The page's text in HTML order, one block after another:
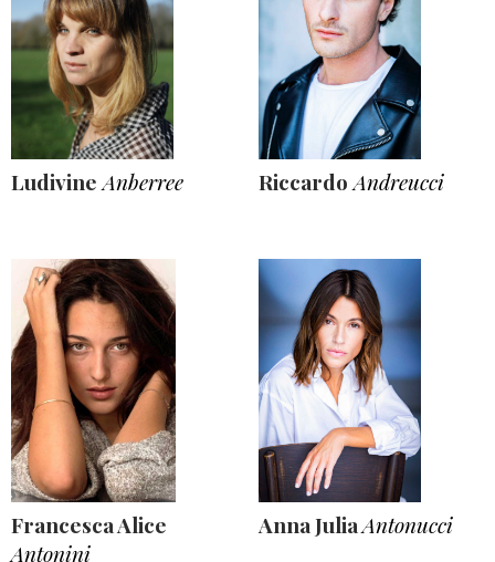
LudivineAnberree RiccardoAndreucci
Francesca Alice
Antonini
Anna JuliaAntonucci